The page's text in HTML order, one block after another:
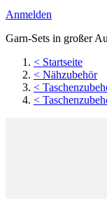
Anmelden
Garn-Sets in großer
< Startseite
< Nähzubehör
<
<